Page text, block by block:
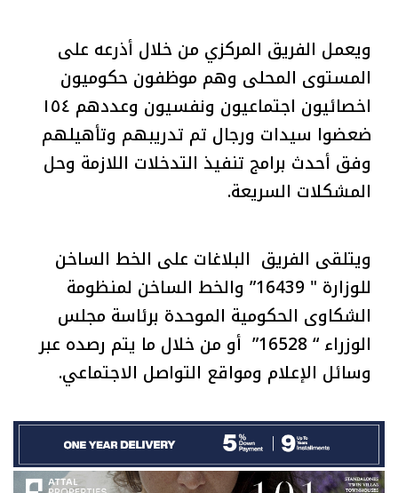
ويعمل الفريق المركزي من خلال أذرعه على
المستوى المحلى وهم موظفون حكوميون
اخصائيون اجتماعيون ونفسيون وعددهم ١٥٤
ضعضوا سيدات ورجال تم تدريبهم وتأهيلهم
وفق أحدث برامج تنفيذ التدخلات اللازمة وحل
المشكلات السريعة.
ويتلقى الفريق البلاغات على الخط الساخن
للوزارة " 16439” والخط الساخن لمنظومة
الشكاوى الحكومية الموحدة برئاسة مجلس
الوزراء “ 16528” أو من خلال ما يتم رصده عبر
وسائل الإعلام ومواقع التواصل الاجتماعي.